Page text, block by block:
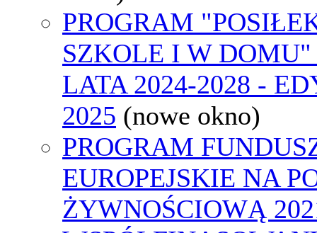
PROGRAM
SZKOLE I W
LATA 2024-2028 -
2025 (nowe okno)
PROGRAM
EUROPEJSKIE NA
ŻYWNOŚCIOWĄ